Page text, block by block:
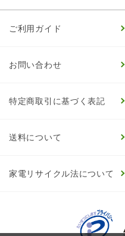
ご利用ガイド
お問い合わせ
特定商取引に基づく表記
送料について
家電リサイクル法について